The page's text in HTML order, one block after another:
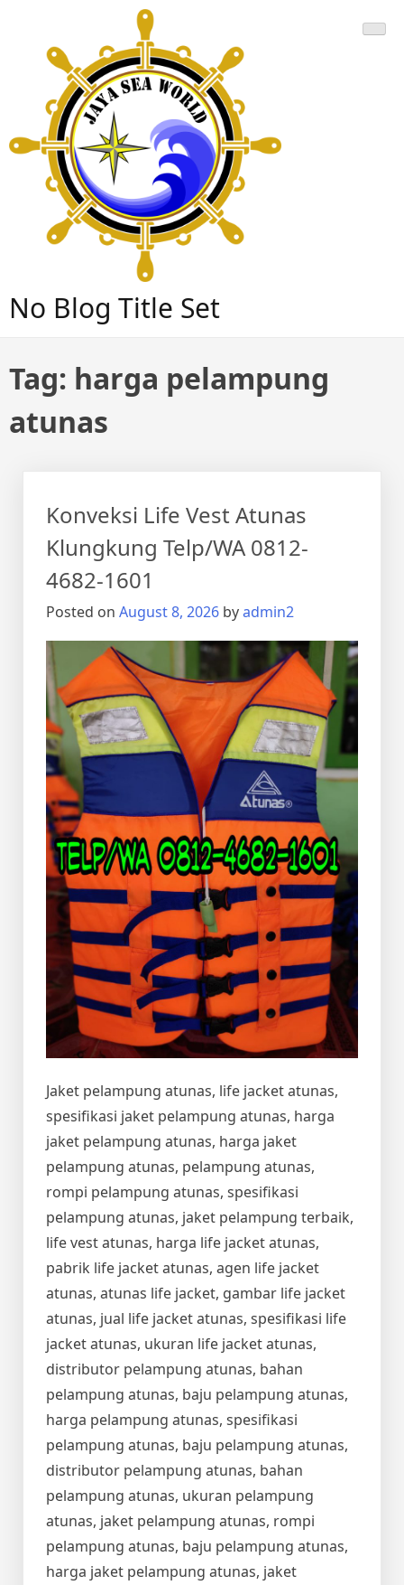
content
No Blog Title Set
Tag: harga pelampung
atunas
Konveksi Life Vest Atunas
Klungkung Telp/WA 0812-
4682-1601
Posted on August 8, 2026 byadmin2
Jaket pelampung atunas, life jacket atunas,
spesifikasi jaket pelampung atunas, harga
jaket pelampung atunas, harga jaket
pelampung atunas, pelampung atunas,
rompi pelampung atunas, spesifikasi
pelampung atunas, jaket pelampung terbaik,
life vest atunas, harga life jacket atunas,
pabrik life jacket atunas, agen life jacket
atunas, atunas life jacket, gambar life jacket
atunas, jual life jacket atunas, spesifikasi life
jacket atunas, ukuran life jacket atunas,
distributor pelampung atunas, bahan
pelampung atunas, baju pelampung atunas,
harga pelampung atunas, spesifikasi
pelampung atunas, baju pelampung atunas,
distributor pelampung atunas, bahan
pelampung atunas, ukuran pelampung
atunas, jaket pelampung atunas, rompi
pelampung atunas, baju pelampung atunas,
harga jaket pelampung atunas, jaket